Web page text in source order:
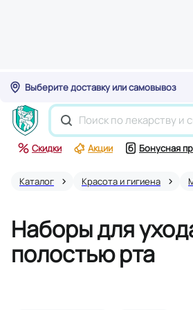
Выберите доставку или самовывоз
Скидки Акции Бонусная
Каталог Красота и гигиена
Наборы для
полостью рта